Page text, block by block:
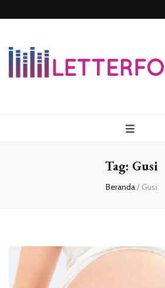
Tag: Gusi
Beranda/ Gusi